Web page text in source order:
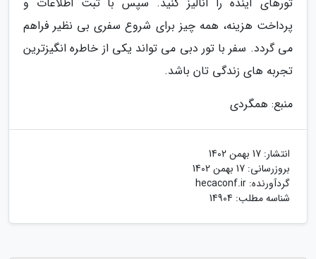
پرداخت هزینه، همه چیز برای شروع سفری بی نظیر فراهم
می گردد. سفر با تور دبی می تواند یکی از خاطره انگیزترین
تجربه های زندگی تان باشد.
منبع: همگردی
انتشار: 17 بهمن 1402
بروزرسانی: 17 بهمن 1402
گردآورنده: hecaconf.ir
شناسه مطلب: 14904